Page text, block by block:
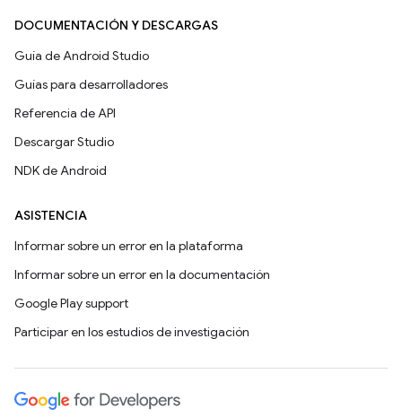
DOCUMENTACIÓN Y DESCARGAS
Guía de Android Studio
Guías para desarrolladores
Referencia de API
Descargar Studio
NDK de Android
ASISTENCIA
Informar sobre un error en la plataforma
Informar sobre un error en la documentación
Google Play support
Participar en los estudios de investigación